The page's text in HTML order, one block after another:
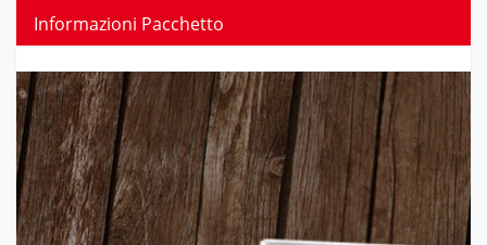
Informazioni Pacchetto